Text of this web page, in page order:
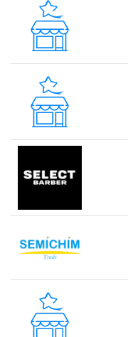
Sîngera
Sîngerei
Soroca
Ștefan Vodă
Strășeni
Varnița